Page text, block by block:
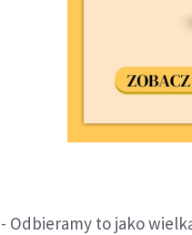
- Odbieramy to jako